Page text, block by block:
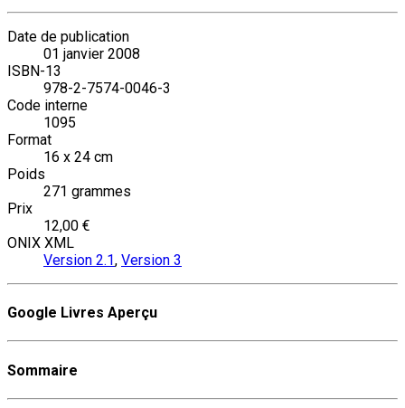
Date de publication
01 janvier 2008
ISBN-13
978-2-7574-0046-3
Code interne
1095
Format
16 x 24 cm
Poids
271 grammes
Prix
12,00 €
ONIX XML
Version 2.1, Version 3
Google Livres Aperçu
Sommaire